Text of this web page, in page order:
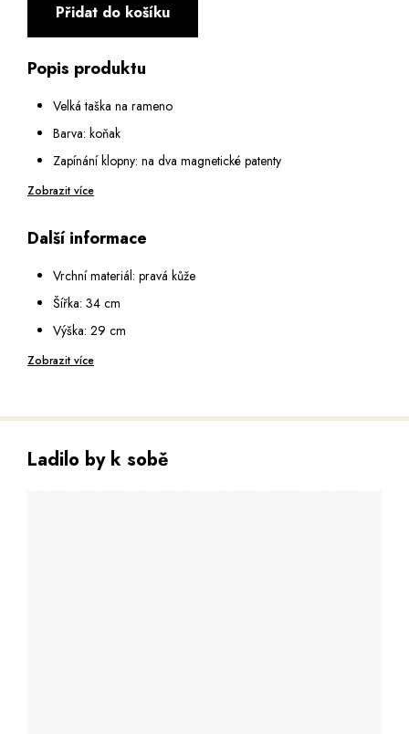
Přidat do košíku
Popis produktu
Velká taška na rameno
Barva: koňak
Zapínání klopny: na dva magnetické patenty
Vnitřní vybavení:
Velká kapsa na zip - uvnitř malá kapsa na zip a dvě malé
otevřené kapsy
Přihrádka na suchý zip na notebook úhl. 13,7"
Na zadní straně: velká kapsa na zip
Popruh na rameno: nastavitelný v rozmezí 75 - 140 cm
Zobrazit více
Další informace
Vrchní materiál: pravá kůže
Šířka: 34 cm
Výška: 29 cm
Hloubka: 10 cm
Zobrazit více
Ladilo by k sobě